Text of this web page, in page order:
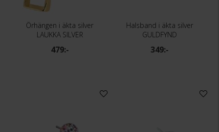
Örhängen i äkta silver
LAUKKA SILVER
479:-
Halsband i äkta silver
GULDFYND
349:-